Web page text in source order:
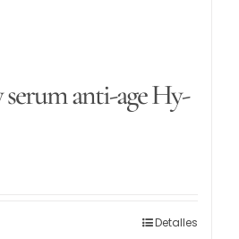
serum anti-age Hy-
Detalles